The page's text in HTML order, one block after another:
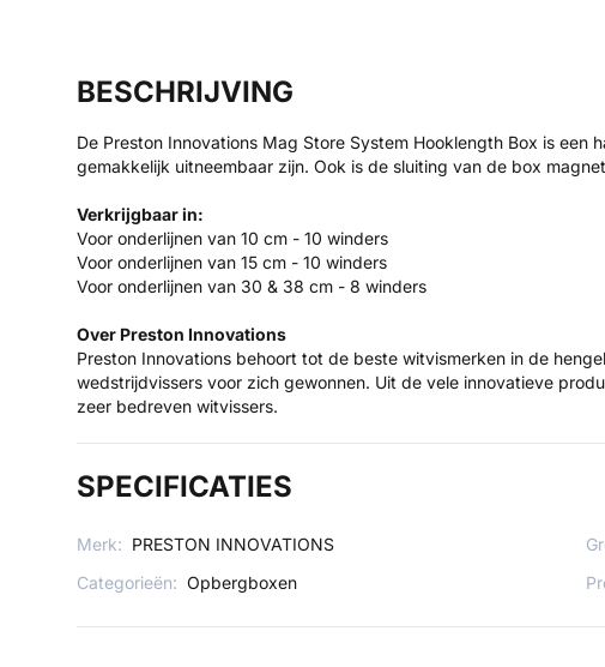
BESCHRIJVING
De Preston Innovations Mag Store System Hooklength Box is
gemakkelijk uitneembaar zijn. Ook is de sluiting van de box
Verkrijgbaar in:
Voor onderlijnen van 10 cm - 10 winders
Voor onderlijnen van 15 cm - 10 winders
Voor onderlijnen van 30 & 38 cm - 8 winders
Over Preston Innovations
Preston Innovations behoort tot de beste witvismerken in de
wedstrijdvissers voor zich gewonnen. Uit de vele innovatieve
zeer bedreven witvissers.
SPECIFICATIES
Merk: PRESTON INNOVATIONS
Categorieën: Opbergboxen